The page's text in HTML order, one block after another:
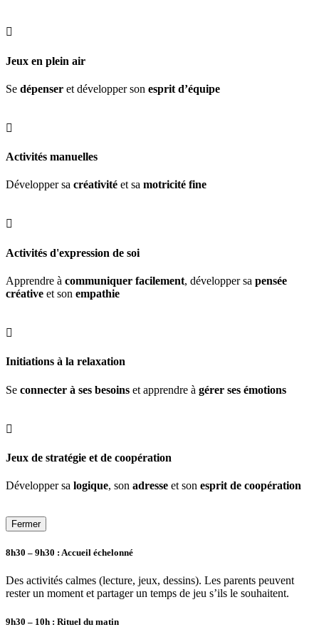

Jeux en plein air
Se dépenser et développer son esprit d’équipe

Activités manuelles
Développer sa créativité et sa motricité fine

Activités d'expression de soi
Apprendre à communiquer facilement, développer sa pensée
créative et son empathie

Initiations à la relaxation
Se connecter à ses besoins et apprendre à gérer ses émotions

Jeux de stratégie et de coopération
Développer sa logique, son adresse et son esprit de coopération
Fermer
8h30 – 9h30 : Accueil échelonné
Des activités calmes (lecture, jeux, dessins). Les parents peuvent
rester un moment et partager un temps de jeu s’ils le souhaitent.
9h30 – 10h : Rituel du matin